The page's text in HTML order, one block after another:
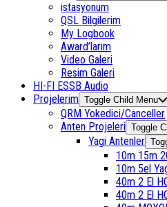
istasyonum
QSL Bilgilerim
My Logbook
Award’larım
Video Galeri
Resim Galeri
HI-FI ESSB Audio
Projelerim Toggle Child Menu
QRM Yokedici/Canceller
Anten Projeleri Toggle
Yagi Antenler
10m 15m
10m 5el
40m 2 El
40m 2 El